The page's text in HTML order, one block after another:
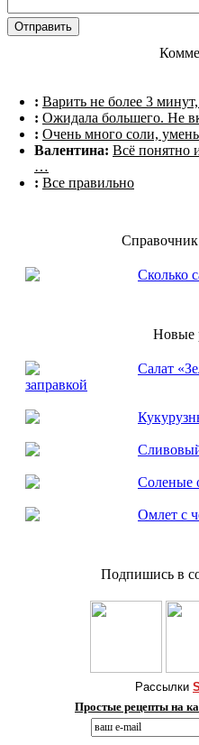
: Варить не более 3
: Ожидала большего. Не
: Очень много соли,
Валентина: Всё понятно
…
: Все правильно
Сколько
Новые
Салат
заправкой
Соленые
Омлет с
Подпишись в
Рассылки
Простые рецепты на